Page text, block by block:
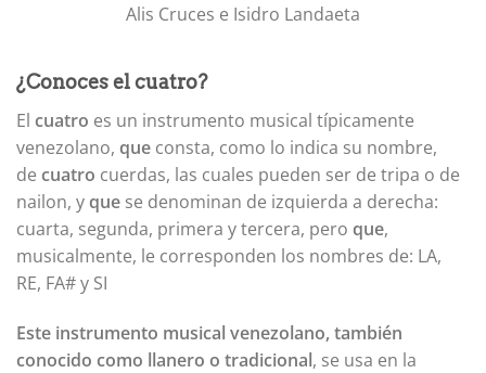
Alis Cruces e Isidro Landaeta
¿Conoces el cuatro?
El cuatro es un instrumento musical típicamente
venezolano, que consta, como lo indica su nombre,
de cuatro cuerdas, las cuales pueden ser de tripa o de
nailon, yque se denominan de izquierda a derecha:
cuarta, segunda, primera y tercera, pero que,
musicalmente, le corresponden los nombres de: LA,
RE, FA# y SI
Este instrumento musical venezolano, también
conocido como llanero o tradicional, se usa en la